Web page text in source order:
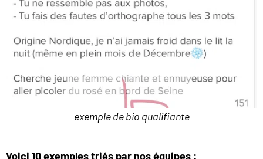
exemple de bio qualifiante
Voici 10 exemples triés par nos équipes :